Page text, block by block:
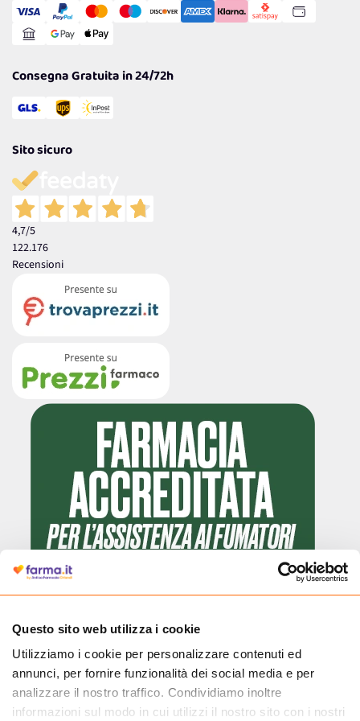
Questo sito web utilizza i cookie
Utilizziamo i cookie per personalizzare contenuti ed
annunci, per fornire funzionalità dei social media e per
analizzare il nostro traffico. Condividiamo inoltre
informazioni sul modo in cui utilizzi il nostro sito con i nostri
Gestisci Cookie
Reso Facile e Veloce
Consegna Gratuita in 24/72h
Sito sicuro
4,7/5
122.176
Recensioni
Cliccando il badge, puoi verificare che Farma.it è un'entità regolarmente
autorizzata dal Ministero della Salute a effettuare la vendita online di
medicinali.